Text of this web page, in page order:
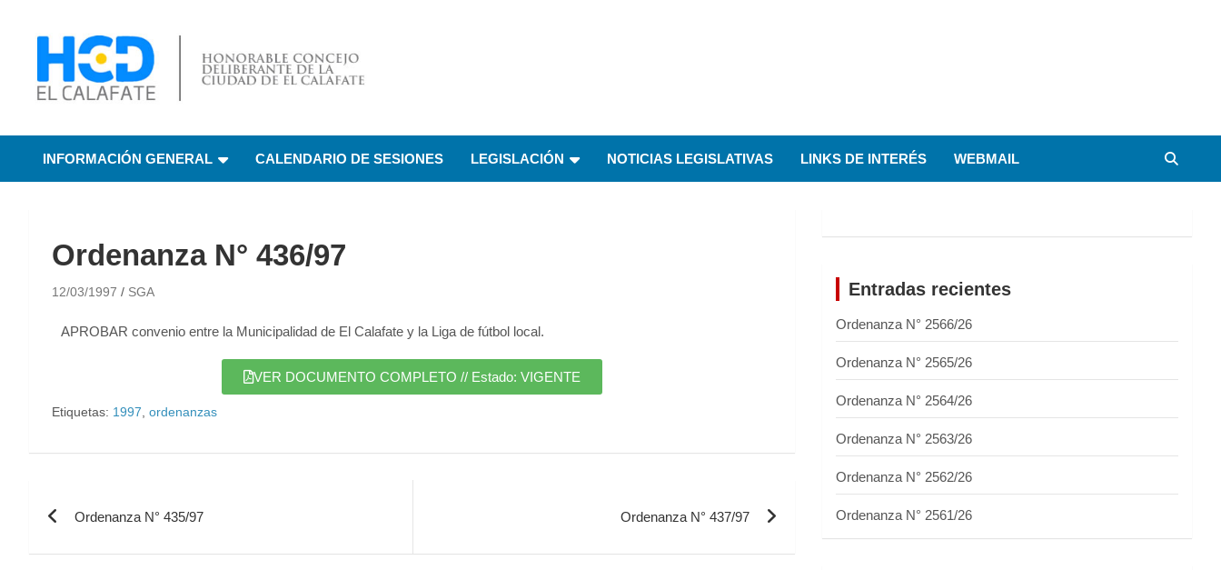
Honorable Concejo
Deliberante de El
INFORMACIÓN GENERAL CALENDARIO DE SESIONES LEGISLACIÓN NOTICIAS LEGISLATIVAS LINKS DE INTERÉS WEBMAIL
Ordenanza N° 436/97
12/03/1997 SGA
APROBAR convenio entre la Municipalidad de El Calafate y la Liga de fútbol local.
VER DOCUMENTO COMPLETO // Estado: VIGENTE
Etiquetas: 1997, ordenanzas
Ordenanza N° 435/97 Ordenanza N° 437/97
Entradas recientes
Ordenanza N° 2566/26
Ordenanza N° 2565/26
Ordenanza N° 2564/26
Ordenanza N° 2563/26
Ordenanza N° 2562/26
Ordenanza N° 2561/26